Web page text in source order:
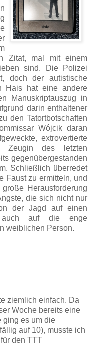
Zitat, mal mit einem
sind. Die Polizei
doch der autistische
Hais hat eine andere
Manuskriptauszug in
darin enthaltener
den Tatortbotschaften
Wójcik daran
extrovertierte
Zeugin des letzten
gegenübergestanden
Schließlich überredet
Faust zu ermitteln, und
Herausforderung
die sich nicht nur
der Jagd auf einen
auch auf die enge
weiblichen Person.
ziemlich einfach. Da
Woche bereits eine
ging es um die
auf 10), musste ich
den TTT